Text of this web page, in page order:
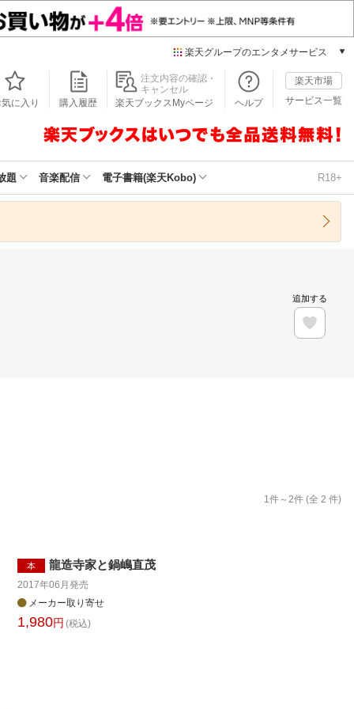
楽天グループのエンタメサービス
本/ゲーム/CD/DVD
楽天ブックス
楽天Kobo
楽天ミュージック
楽天TV
気に入り 購入履歴
注文内容の確認・
キャンセル
楽天ブックスMyページ
ヘルプ
楽天市場
サービス一覧
題 音楽配信 電子書籍(楽天Kobo) R18+
追加する
1 件～ 2件 (全 2 件)
本 龍造寺家と鍋嶋直茂
2017年06月発売
メーカー取り寄せ
1,980円 (税込)